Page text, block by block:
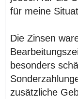
für meine
Die Zinsen
besonders
zusätzliche